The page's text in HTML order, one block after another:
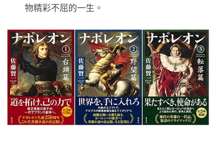
物精彩不屈的一生。